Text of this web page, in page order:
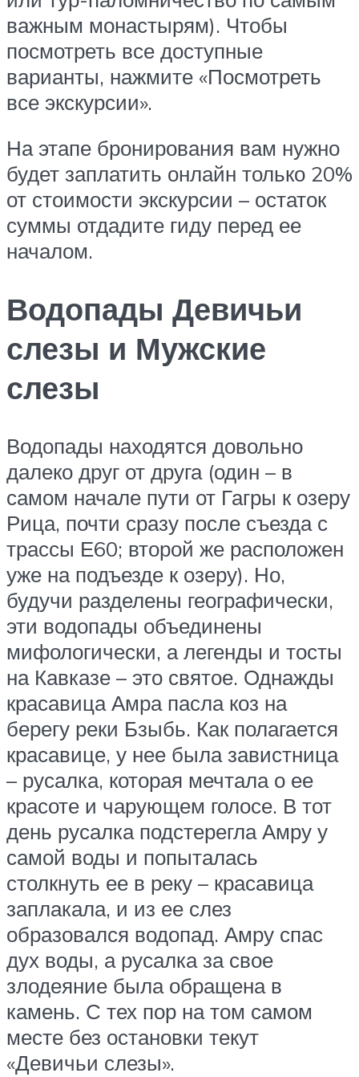
важным монастырям). Чтобы
посмотреть все доступные
варианты, нажмите «Посмотреть
все экскурсии».
На этапе бронирования вам нужно
будет заплатить онлайн только 20%
от стоимости экскурсии – остаток
суммы отдадите гиду перед ее
началом.
Водопады Девичьи
слезы и Мужские
слезы
Водопады находятся довольно
далеко друг от друга (один – в
самом начале пути от Гагры к озеру
Рица, почти сразу после съезда с
трассы Е60; второй же расположен
уже на подъезде к озеру). Но,
будучи разделены географически,
эти водопады объединены
мифологически, а легенды и тосты
на Кавказе – это святое. Однажды
красавица Амра пасла коз на
берегу реки Бзыбь. Как полагается
красавице, у нее была завистница
– русалка, которая мечтала о ее
красоте и чарующем голосе. В тот
день русалка подстерегла Амру у
самой воды и попыталась
столкнуть ее в реку – красавица
заплакала, и из ее слез
образовался водопад. Амру спас
дух воды, а русалка за свое
злодеяние была обращена в
камень. С тех пор на том самом
месте без остановки текут
«Девичьи слезы».